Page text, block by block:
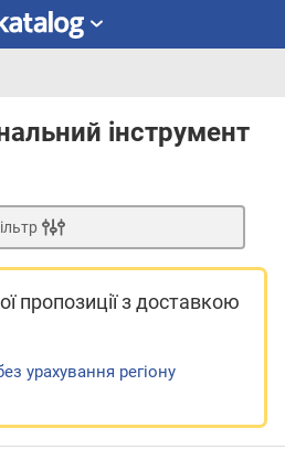
інструмент
пропозиціїз доставкою
урахування регіону